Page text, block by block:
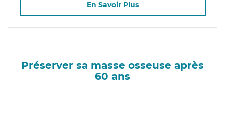
En Savoir Plus
Préserver sa masse osseuse après
60 ans